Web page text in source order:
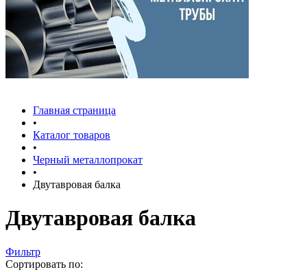
Главная страница
•
Каталог товаров
•
Черный металлопрокат
•
Двутавровая балка
Двутавровая балка
Фильтр
Сортировать по: